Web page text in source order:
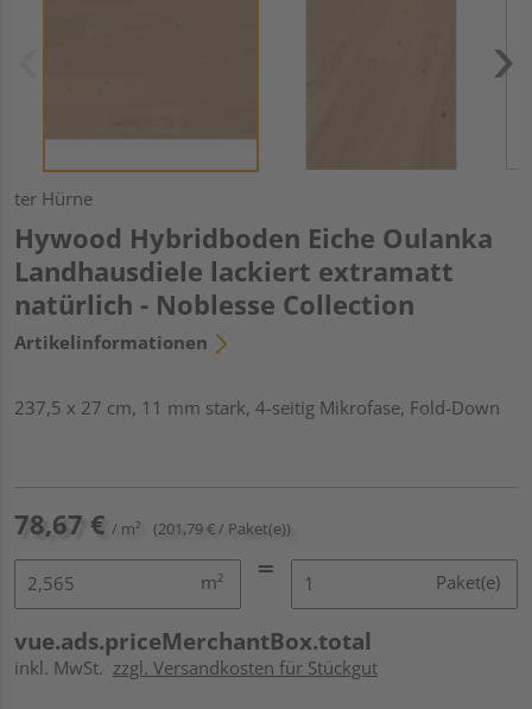
ter Hürne
Hywood Hybridboden Eiche Oulanka
Landhausdiele lackiert extramatt
natürlich - Noblesse Collection
Artikelinformationen
237,5 x 27 cm, 11 mm stark, 4-seitig Mikrofase, Fold-Down
78,67 € / m² (201,79 € / Paket(e))
m² Paket(e)
vue.ads.priceMerchantBox.total
inkl. MwSt. zzgl. Versandkosten für Stückgut